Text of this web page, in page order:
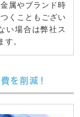
属やブランド時
くこともござい
い場合は弊社ス
す。
を削減！